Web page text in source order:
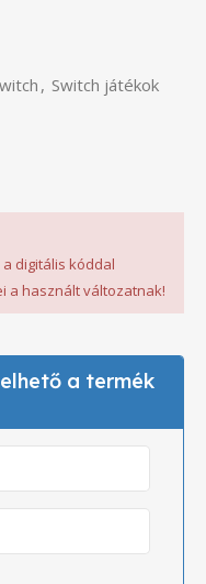
, Switch játékok
digitális kóddal
a használt változatnak!
a termék